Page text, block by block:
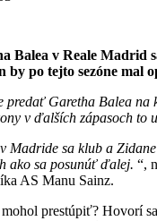
Balea v Reale Madrid
by po tejto sezóne mal
predať Garetha Balea na
v ďalších zápasoch to
Madride sa klub a
ako sa posunúť ďalej.
,
AS Manu Sainz.
prestúpiť? Hovorí